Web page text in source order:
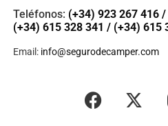
Teléfonos: (+34) 923 267 416/
(+34) 615 328 341 / (+34) 615
Email: info@segurodecamper.com